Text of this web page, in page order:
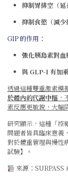
抑制胃排空（延
抑制食慾（減少
GIP 的作用：
強化胰島素對血
與 GLP-1 有加
透過這種雙重激素
於體內的代謝中樞 ，
素反應更敏銳，大幅
研究顯示，這種「控
問題者皆具臨床意義，
對於體重管理與慢性
試驗】。
來源：SURPASS